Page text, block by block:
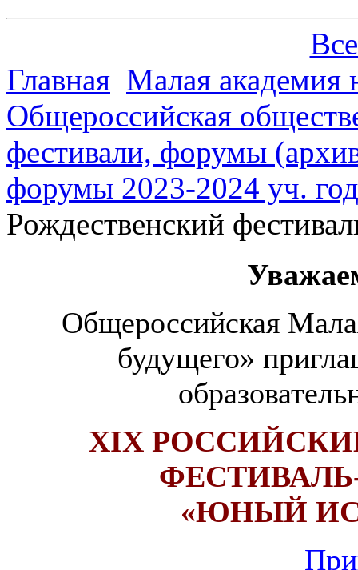
Главная Малая академия
Общероссийская
фестивали, форумы
форумы 2023-2024 уч.
Рождественский
Общероссийская
будущего»
XIX
«ЮНЫЙ